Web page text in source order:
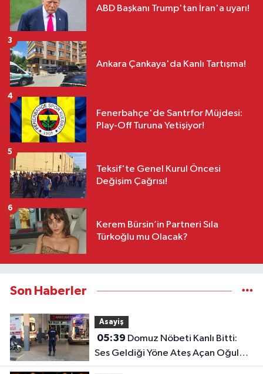
ABD Başkanı Trump'tan İran'a uyarı!
Ankara Çankaya'da Kanlı Tartışma!
3
Fenerbahçe'de Santrfor Müjdesi:
Play-Off Turuna Yetişiyor!
4
Teksif'te Genel Kurul Öncesi
Değişim Çağrısı!
5
Kerem Bürsin’in Partneri Sıla
Türkoğlu mu Olacak?
6
Son Haberler
Asayiş
05:39
Ses Geldiği Yöne Ateş Açan Oğul
Babasını Öldürdü!